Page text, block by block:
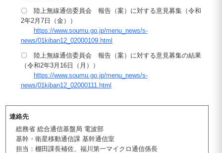
〇 陸上無線通信委員会 報告（案）に対する意見募集（令和
2年2月7日（金））
https://www.soumu.go.jp/menu_news/s-
news/01kiban12_02000109.html
〇 陸上無線通信委員会 報告（案）に対する意見募集の結果
（令和2年3月16日（月））
https://www.soumu.go.jp/menu_news/s-
news/01kiban12_02000111.html
連絡先
総務省 総合通信基盤局 電波部
基幹・衛星移動通信課 基幹通信室
担当：棚田課長補佐、福川第一マイクロ通信係長